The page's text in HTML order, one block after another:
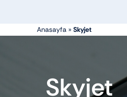
Scooter
Anasayfa »Skyjet
Skyjet